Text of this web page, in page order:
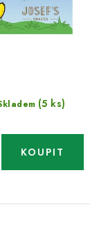
(5 ks)